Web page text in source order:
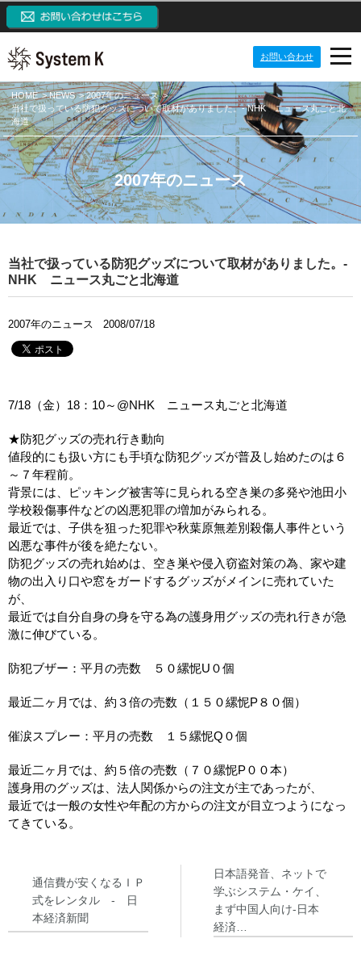
お問い合わせ
PRODUCTS
プロダクト
IP監視カメラシステム
ネットワークカメラ
システム開発ソリューション
パッケージ製品
NEWS
ニュース
定期配信メールのご登録
メーリングリスト一覧
監視カメラブログ
NVRブログ
VMSブログ
AIブログ
ABOUT US
会社案内
目指す価値観
組織構成
会社沿革
CONTACT US
SKクラウドカメラサイトへ
SK VMS(ビデオマネジメントシステム)サイトへ
NVR(ネットワークビデオレコーダー)サイトへ
HOME NEWS
2007年のニュース
当社で扱っている防犯グッズについて取材がありました。- NHK ニュース丸ごと北
海道
2007年のニュース
当社で扱っている防犯グッズについて取材がありました。-
NHK ニュース丸ごと北海道
2007年のニュース 2008/07/18
7/18（金）18：10～@NHK ニュース丸ごと北海道
★防犯グッズの売れ行き動向
値段的にも扱い方にも手頃な防犯グッズが普及し始めたのは６
～７年程前。
背景には、ピッキング被害等に見られる空き巣の多発や池田小
学校殺傷事件などの凶悪犯罪の増加がみられる。
最近では、子供を狙った犯罪や秋葉原無差別殺傷人事件という
凶悪な事件が後を絶たない。
防犯グッズの売れ始めは、空き巣や侵入窃盗対策の為、家や建
物の出入り口や窓をガードするグッズがメインに売れていた
が、
最近では自分自身の身を守る為の護身用グッズの売れ行きが急
激に伸びている。
防犯ブザー：平月の売数 ５０縲怩U０個
最近二ヶ月では、約３倍の売数（１５０縲怩P８０個）
催涙スプレー：平月の売数 １５縲怩Q０個
最近二ヶ月では、約５倍の売数（７０縲怩P００本）
護身用のグッズは、法人関係からの注文が主であったが、
最近では一般の女性や年配の方からの注文が目立つようになっ
てきている。
通信費が安くなるＩＰ
式をレンタル - 日
本経済新聞
日本語発音、ネットで
学ぶシステム・ケイ、
まず中国人向け-日本
経済…